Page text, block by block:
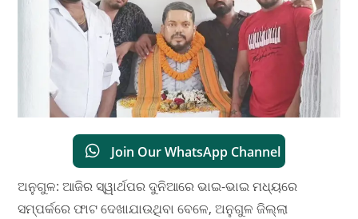
Join Our WhatsApp Channel
ଅନୁଗୁଳ: ଆଜିର ସ୍ୱାର୍ଥପର ଦୁନିଆରେ ଭାଇ-ଭାଇ ମଧ୍ୟରେ
ସମ୍ପର୍କରେ ଫାଟ ଦେଖାଯାଉଥିବା ବେଳେ, ଅନୁଗୁଳ ଜିଲ୍ଲା